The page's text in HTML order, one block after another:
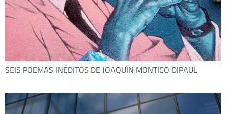
SEIS POEMAS INÉDITOS DE JOAQUÍN MONTICO DIPAUL